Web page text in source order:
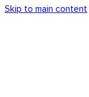
Skip to main content